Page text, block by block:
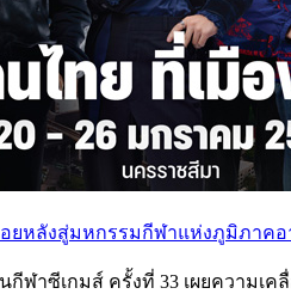
ยหลังสู่มหกรรมกีฬาแห่งภูมิภาคอ
าซีเกมส์ ครั้งที่ 33 เผยความเ